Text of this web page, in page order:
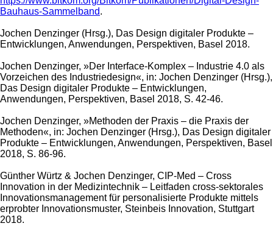
Bauhaus-Sammelband.
Jochen Denzinger (Hrsg.), Das Design digitaler Produkte –
Entwicklungen, Anwendungen, Perspektiven, Basel 2018.
Jochen Denzinger, »Der Interface-Komplex – Industrie 4.0 als
Vorzeichen des Industriedesign«, in: Jochen Denzinger (Hrsg.),
Das Design digitaler Produkte – Entwicklungen,
Anwendungen, Perspektiven, Basel 2018, S. 42-46.
Jochen Denzinger, »Methoden der Praxis – die Praxis der
Methoden«, in: Jochen Denzinger (Hrsg.), Das Design digitaler
Produkte – Entwicklungen, Anwendungen, Perspektiven, Basel
2018, S. 86-96.
Günther Würtz & Jochen Denzinger, CIP-Med – Cross
Innovation in der Medizintechnik – Leitfaden cross-sektorales
Innovationsmanagement für personalisierte Produkte mittels
erprobter Innovationsmuster, Steinbeis Innovation, Stuttgart
2018.